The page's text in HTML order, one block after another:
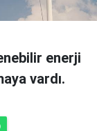
enerji
vardı.